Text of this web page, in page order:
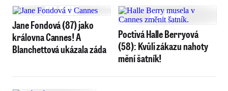
Jane Fondová (87) jako
královna Cannes! A
Blanchettová ukázala záda
Poctivá Halle Berryová
(58): Kvůli zákazu nahoty
mění šatník!